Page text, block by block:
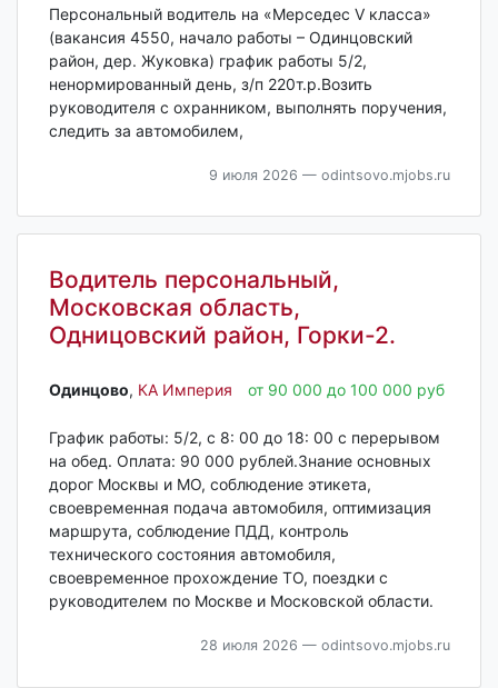
Персональный водитель на «Мерседес V класса»
(вакансия 4550, начало работы – Одинцовский
район, дер. Жуковка) график работы 5/2,
ненормированный день, з/п 220т.р.Возить
руководителя с охранником, выполнять поручения,
следить за автомобилем,
9 июля 2026 — odintsovo.mjobs.ru
Водитель персональный,
Московская область,
Одницовский район, Горки-2.
Одинцово‎, КА Империя от 90 000 до 100 000 руб
График работы: 5/2, с 8: 00 до 18: 00 с перерывом
на обед. Оплата: 90 000 рублей.Знание основных
дорог Москвы и МО, соблюдение этикета,
своевременная подача автомобиля, оптимизация
маршрута, соблюдение ПДД, контроль
технического состояния автомобиля,
своевременное прохождение ТО, поездки с
руководителем по Москве и Московской области.
28 июля 2026 — odintsovo.mjobs.ru